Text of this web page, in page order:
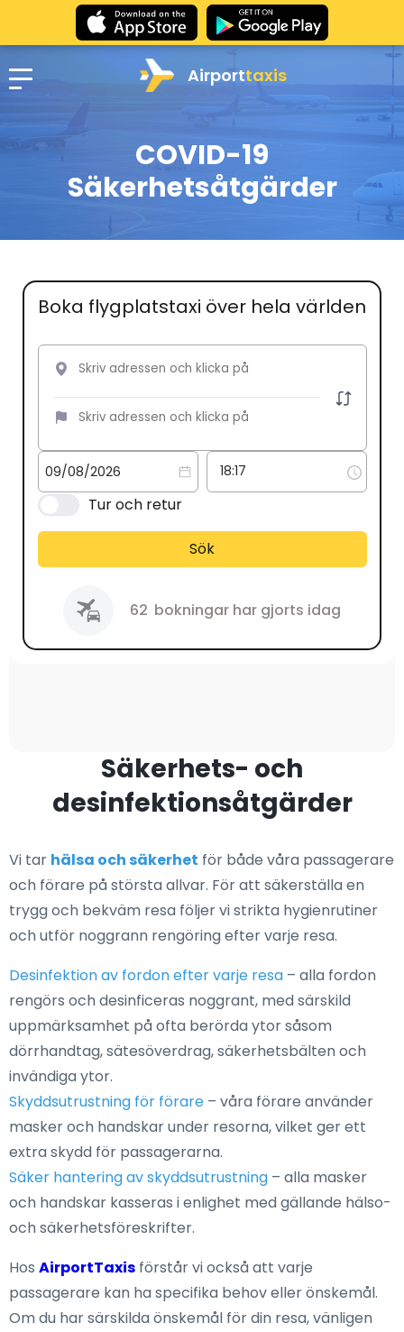
Airporttaxis
COVID-19
Säkerhetsåtgärder
Boka flygplatstaxi över hela världen
Tur och retur
Sök
62 bokningar har gjorts idag
Säkerhets- och
desinfektionsåtgärder
Vi tar hälsa och säkerhet för både våra passagerare
och förare på största allvar. För att säkerställa en
trygg och bekväm resa följer vi strikta hygienrutiner
och utför noggrann rengöring efter varje resa.
Desinfektion av fordon efter varje resa – alla fordon
rengörs och desinficeras noggrant, med särskild
uppmärksamhet på ofta berörda ytor såsom
dörrhandtag, sätesöverdrag, säkerhetsbälten och
invändiga ytor.
Skyddsutrustning för förare – våra förare använder
masker och handskar under resorna, vilket ger ett
extra skydd för passagerarna.
Säker hantering av skyddsutrustning – alla masker
och handskar kasseras i enlighet med gällande hälso-
och säkerhetsföreskrifter.
Hos AirportTaxis förstår vi också att varje
passagerare kan ha specifika behov eller önskemål.
Om du har särskilda önskemål för din resa, vänligen